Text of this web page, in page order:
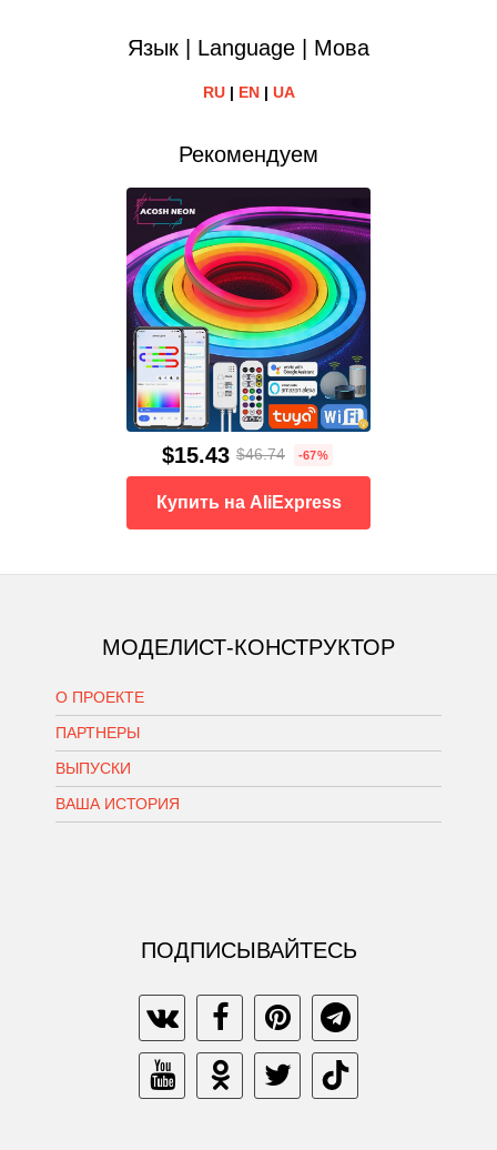
Язык | Language | Мова
RU| EN| UA
Рекомендуем
$15.43 $46.74 -67%
Купить на AliExpress
МОДЕЛИСТ-КОНСТРУКТОР
О ПРОЕКТЕ
ПАРТНЕРЫ
ВЫПУСКИ
ВАША ИСТОРИЯ
ПОДПИСЫВАЙТЕСЬ